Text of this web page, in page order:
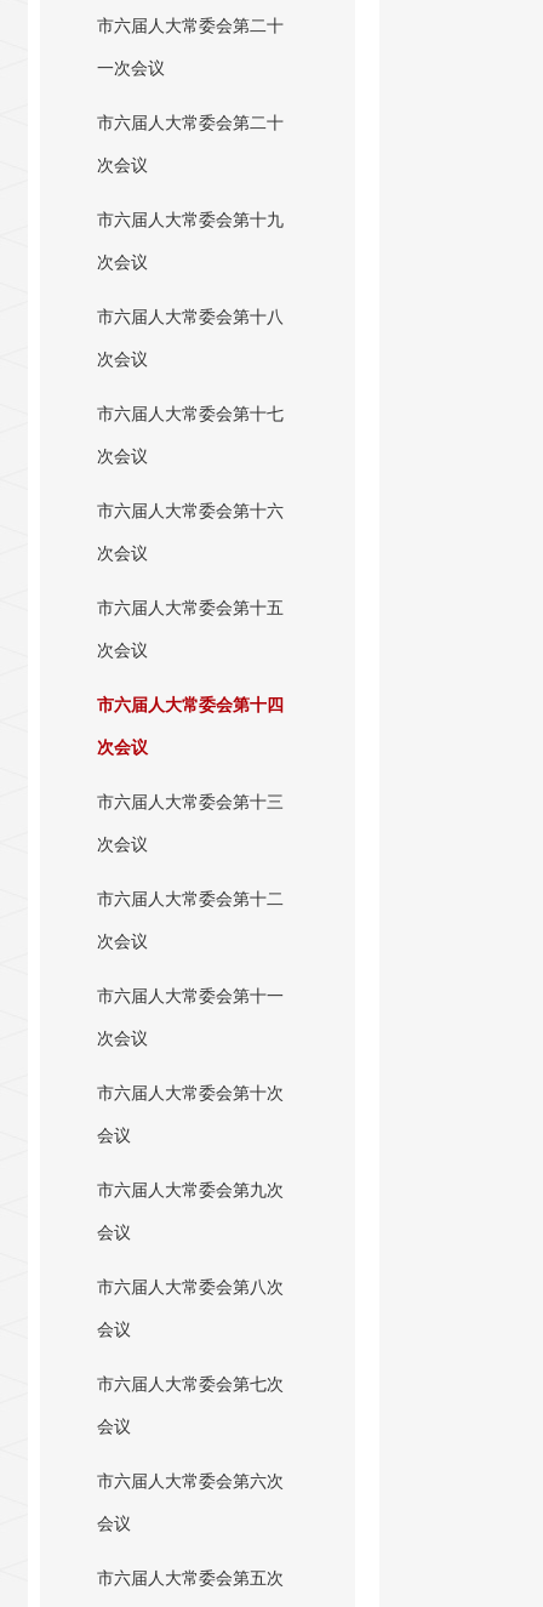
市六届人大常委会第二十
一次会议
市六届人大常委会第二十
次会议
市六届人大常委会第十九
次会议
市六届人大常委会第十八
次会议
市六届人大常委会第十七
次会议
市六届人大常委会第十六
次会议
市六届人大常委会第十五
次会议
市六届人大常委会第十四
次会议
市六届人大常委会第十三
次会议
市六届人大常委会第十二
次会议
市六届人大常委会第十一
次会议
市六届人大常委会第十次
会议
市六届人大常委会第九次
会议
市六届人大常委会第八次
会议
市六届人大常委会第七次
会议
市六届人大常委会第六次
会议
市六届人大常委会第五次